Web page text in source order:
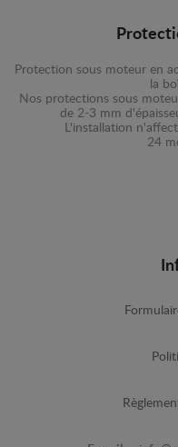
Protection sous moteur en
la
Nos protections sous
de 2-3 mm
L'installation
24